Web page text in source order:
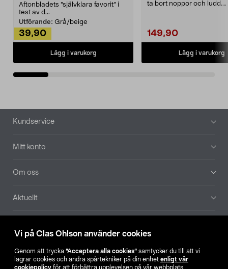
Vi på Clas Ohlson använder cookies
Genom att trycka ”Acceptera alla cookies” samtycker du till att vi
lagrar cookies och andra spårtekniker på din enhet enligt vår
cookiepolicy för att förbättra upplevelsen på vår webbplats,
Aftonbladets "självklara favorit” i
test av d...
Utförande: Grå/beige
39,90
Lägg i varukorg
ta bort noppor och ludd.
149,90
Lägg i varukorg
Sidfot
Kundservice
Mitt konto
Om oss
Aktuellt
Hitta butik